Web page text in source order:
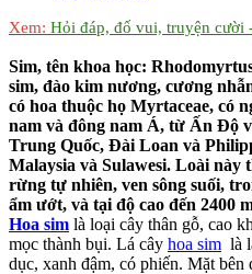
Xem: Hỏi đáp, đố vui, truyện cười
Sim, tên khoa học:
sim, đào kim nương, cương
có hoa thuộc họ Myrtaceae, có
nam và đông nam Á, từ Ấn Độ
Trung Quốc, Đài Loan và
Malaysia và Sulawesi. Loài này
rừng tự nhiên, ven sông suối,
ẩm ướt, và tại độ cao đến 2400
Hoa sim là loại cây thân gỗ, cao
mọc thành bụi. Lá cây hoa sim là
dục, xanh đậm, có phiến. Mặt